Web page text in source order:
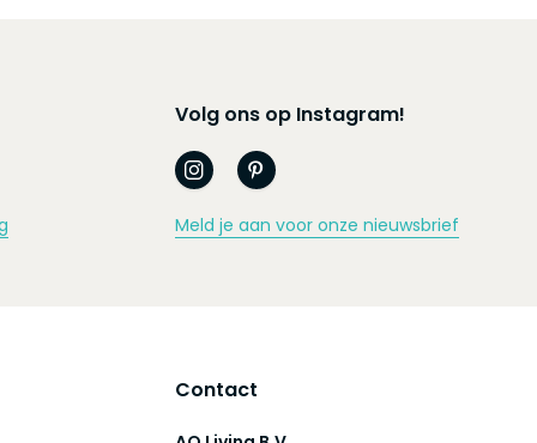
Volg ons op Instagram!
Meld je aan voor onze nieuwsbrief
Contact